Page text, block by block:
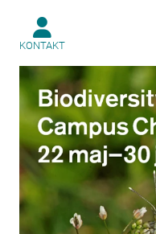
KONTAKT